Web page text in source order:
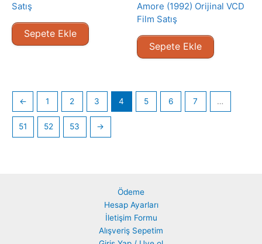
Satış
Sepete Ekle
Amore (1992) Orijinal VCD
Film Satış
Sepete Ekle
← 1 2 3 4 5 6 7 …
51 52 53 →
Ödeme
Hesap Ayarları
İletişim Formu
Alışveriş Sepetim